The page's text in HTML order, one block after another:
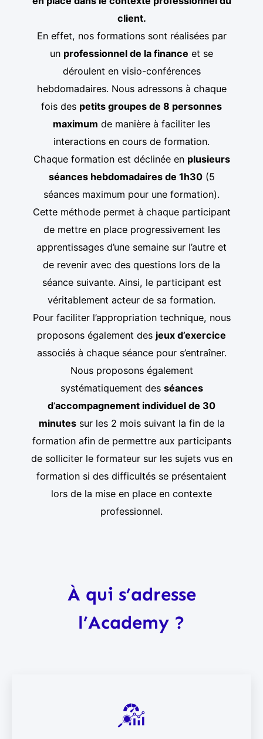
client.
En effet, nos formations sont réalisées par
un professionnel de la finance et se
déroulent en visio-conférences
hebdomadaires. Nous adressons à chaque
fois des petits groupes de 8 personnes
maximum de manière à faciliter les
interactions en cours de formation.
Chaque formation est déclinée en plusieurs
séances hebdomadaires de 1h30(5
séances maximum pour une formation).
Cette méthode permet à chaque participant
de mettre en place progressivement les
apprentissages d’une semaine sur l’autre et
de revenir avec des questions lors de la
séance suivante. Ainsi, le participant est
véritablement acteur de sa formation.
Pour faciliter l’appropriation technique, nous
proposons également des jeux d’exercice
associés à chaque séance pour s’entraîner.
Nous proposons également
systématiquement des séances
d‘accompagnement individuel de 30
minutessur les 2 mois suivant la fin de la
formation afin de permettre aux participants
de solliciter le formateur sur les sujets vus en
formation si des difficultés se présentaient
lors de la mise en place en contexte
professionnel.
À qui s’adresse
l’Academy ?